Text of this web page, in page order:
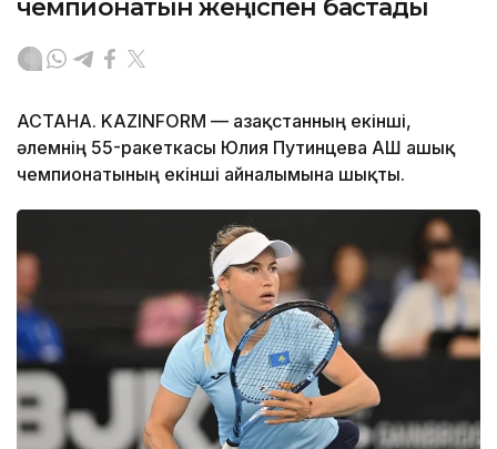
чемпионатын жеңіспен бастады
АСТАНА. KAZINFORM — Қазақстанның екінші,
әлемнің 55-ракеткасы Юлия Путинцева АҚШ ашық
чемпионатының екінші айналымына шықты.